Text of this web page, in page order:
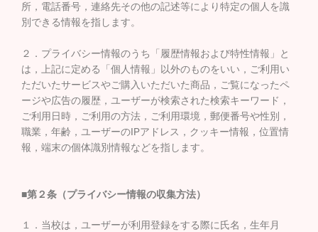
所，電話番号，連絡先その他の記述等により特定の個人を識
別できる情報を指します。
２．プライバシー情報のうち「履歴情報および特性情報」と
は，上記に定める「個人情報」以外のものをいい，ご利用い
ただいたサービスやご購入いただいた商品，ご覧になったペ
ージや広告の履歴，ユーザーが検索された検索キーワード，
ご利用日時，ご利用の方法，ご利用環境，郵便番号や性別，
職業，年齢，ユーザーのIPアドレス，クッキー情報，位置情
報，端末の個体識別情報などを指します。
■第２条（プライバシー情報の収集方法）
１．当校は，ユーザーが利用登録をする際に氏名，生年月